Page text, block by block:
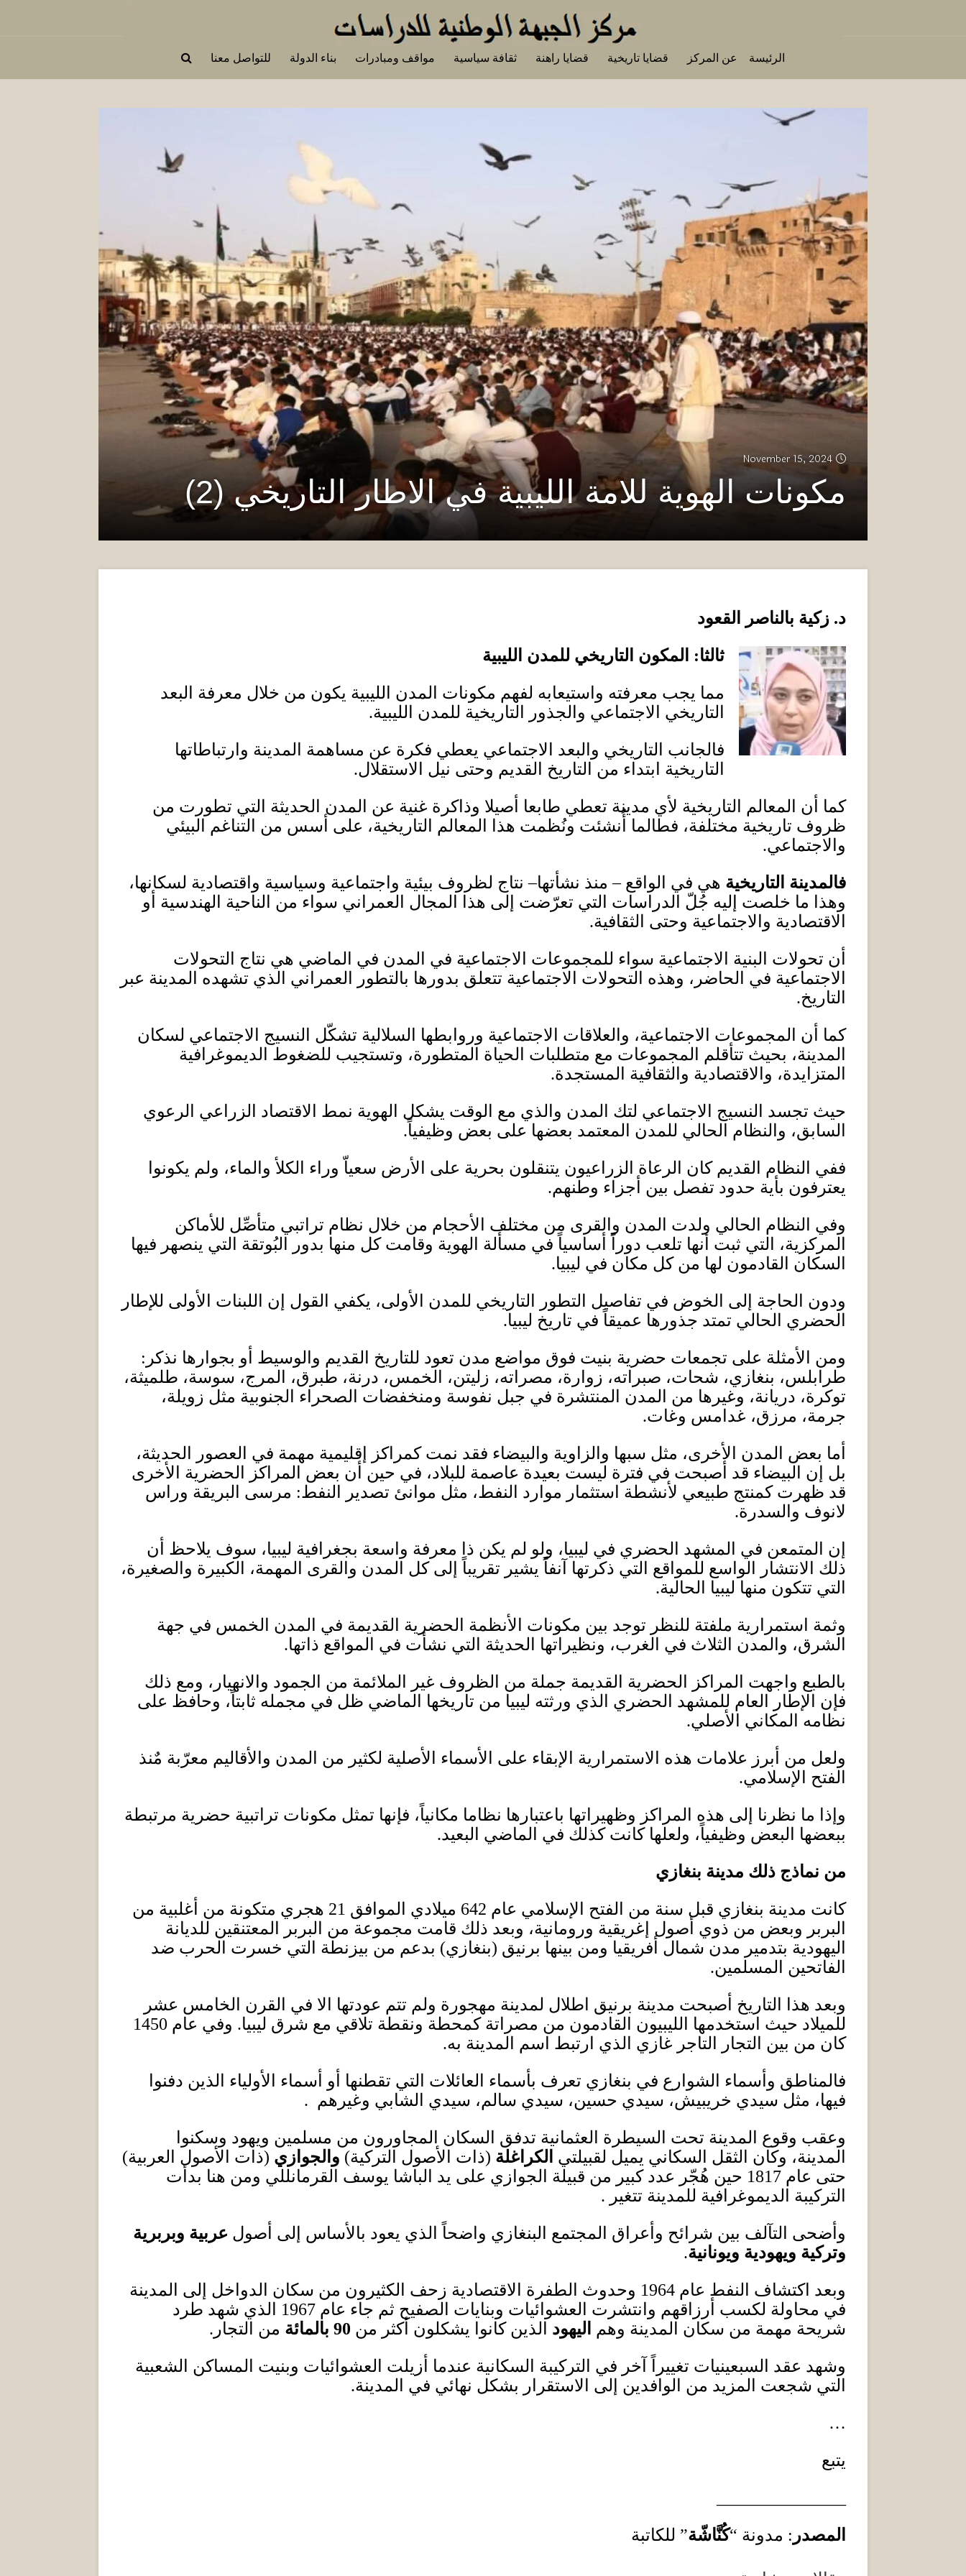
الرئيسة عن المركز قضايا تاريخية قضايا راهنة ثقافة سياسية مواقف ومبادرات بناء الدولة للتواصل معنا
November 15, 2024
مكونات الهوية للامة الليبية في الاطار التاريخي (2)
د. زكية بالناصر القعود
ثالثا: المكون التاريخي للمدن الليبية
مما يجب معرفته واستيعابه لفهم مكونات المدن الليبية يكون من خلال معرفة البعد
التاريخي الاجتماعي والجذور التاريخية للمدن الليبية.
فالجانب التاريخي والبعد الاجتماعي يعطي فكرة عن مساهمة المدينة وارتباطاتها
التاريخية ابتداء من التاريخ القديم وحتى نيل الاستقلال.
كما أن المعالم التاريخية لي مدينة تعطي طابعا أصيلا وذاكرة غنية عن المدن الحديثة التي تطورت من
ظروف تاريخية مختلفة، فطالما أُنشئت ونظمت هذا المعالم التاريخية، على أسس من التناغم البيئي
والاجتماعي.
فالمدينة التاريخية هي في الواقع– منذ نشأتها– نتاج لظروف بيئية واجتماعية وسياسية واقتصادية لسكانها،
وهذا ما خلصت إليه جل الدراسات التي تعرضت إلى هذا المجال العمراني سواء من الناحية الهندسية أو
الاقتصادية والاجتماعية وحتى الثقافية.
أن تحولات البنية الاجتماعية سواء للمجموعات الاجتماعية في المدن في الماضي هي نتاج التحولات
الاجتماعية في الحاضر، وهذه التحولات الاجتماعية تتعلق بدورها بالتطور العمراني الذي تشهده المدينة عبر
التاريخ.
كما أن المجموعات الاجتماعية، والعلاقات الاجتماعية وروابطها السلالية تشكل
النسيج الاجتماعي لسكان
المدينة، بحيث تتأقلم
المجموعات مع متطلبات الحياة المتطورة، وتستجيب للضغوط الديموغرافية
المتزايدة، والاقتصادية والثقافية المستجدة.
حيث تجسد لنسيج الاجتماعي لتك المدن و الذي مع الوقت يشكل الهوية نمط الاقتصاد الزراعي الرعوي
السابق، والنظام الحالي للمدن المعتمد بعضها على بعض وظيفياً.
ففي النظام القديم كان الرعاة الزراعيون يتنقلون بحرية على الأرض سعياّ وراء الكلأ والماء، ولم يكونوا
يعترفون بأية حدود تفصل بين أجزاء وطنهم.
وفي النظام الحالي ولدت المدن والقرى من مختلف الأحجام من خلال نظام تراتبي متأصِّل للأماكن
المركزية، التي ثبت أنها تلعب دوراً أساسياً في مسألة الهوية وقامت كل منها بدور البُوتقة التي ينصهر فيها
السكان القادمون لها من كل مكان في ليبيا.
ودون الحاجة إلى الخوض في تفاصيل التطور التاريخي للمدن الأولى، يكفي القول إن اللبنات الأولى للإطار
الحضري الحالي تمتد جذورها عميقاً في تاريخ ليبيا.
ومن الأمثلة على تجمعات حضرية بنيت فوق مواضع مدن تعود للتاريخ القديم والوسيط أو بجوارها نذكر :
طرابلس، بنغازي، شحات، صبراته، زوارة، مصراته، زليتن، الخمس، درنة، طبرق، المرج، سوسة، طلميثة،
توكرة، دريانة، وغيرها من المدن المنتشرة في جبل نفوسة ومنخفضات الصحراء الجنوبية مثل زويلة،
جرمة، مرزق، غدامس وغات.
أما بعض المدن الأخرى، مثل سبها والزاوية والبيضاء فقد نمت كمراكز إقليمية مهمة في العصور الحديثة،
بل إن البيضاء قد أصبحت في فترة ليست بعيدة عاصمة للبلاد، في حين أن بعض المراكز الحضرية الأخرى
قد ظهرت كمنتج طبيعي لأنشطة استثمار موارد النفط، مثل موانئ تصدير النفط: مرسى البريقة وراس
لانوف والسدرة.
إن المتمعن في المشهد الحضري في ليبيا، ولو لم يكن ذا معرفة واسعة بجغرافية ليبيا، سوف يلاحظ أن
ذلك الانتشار الواسع للمواقع التي ذكرتها آنفاً يشير تقريباً إلى كل المدن والقرى المهمة، الكبيرة والصغيرة،
التي تتكون منها ليبيا الحالية.
وثمة استمرارية ملفتة للنظر توجد بين مكونات الأنظمة الحضرية القديمة في المدن الخمس في جهة
الشرق، والمدن الثلاث في الغرب، ونظيراتها الحديثة التي نشأت في المواقع ذاتها.
بالطبع واجهت المراكز الحضرية القديمة جملة من الظروف غير الملائمة من الجمود والانهيار، ومع ذلك
فإن الإطار العام للمشهد الحضري الذي ورثته ليبيا من تاريخها الماضي ظل في مجمله ثابتاً، وحافظ على
نظامه المكاني الأصلي.
ولعل من أبرز علامات هذه الاستمرارية الإبقاء على الأسماء الأصلية لكثير من المدن والأقاليم معرّبة مٌنذ
الفتح الإسلامي.
وإذا ما نظر نا إلى هذه المراكز وظهيراتها باعتبارها نظاما مكانياً، فإنها تمثل مكونات تراتبية حضرية مرتبطة
ببعضها البعض وظيفياً، ولعلها كانت كذلك في الماضي البعيد.
من نماذج ذلك مدينة بنغازي
كانت مدينة بنغازي قبل سنة من الفتح الإسلامي عام 642 ميلادي الموافق 21 هجري متكونة من أغلبية من
البربر وبعض من ذوي أصول إغريقية ورومانية، وبعد ذلك قامت مجموعة من البربر المعتنقين للديانة
اليهودية بتدمير مدن شمال أفريقيا ومن بينها برنيق (بنغازي) بدعم من بيزنطة التي خسرت الحرب ضد
الفاتحين المسلمين.
وبعد هذا التاريخ أصبحت مدينة برنيق اطلال لمدينة مهجورة ولم تتم عودتها الا في القرن الخامس عشر
للميلاد حيث استخدمها الليبيون القادمون من مصراتة كمحطة ونقطة تلاقي مع شرق ليبيا. وفي عام 1450
كان من بين التجار التاجر غازي
الذي ارتبط اسم المدينة به.
فالمناطق وأسماء الشوارع في بنغازي تعرف بأسماء العائلات التي تقطنها أو أسماء الأولياء الذين دفنوا
فيها، مثل سيدي خريبيش، سيدي حسين، سيدي سالم، سيدي الشابي وغيرهم .
وعقب وقوع المدينة تحت السيطرة العثمانية تدفق السكان المجاورون من مسلمين ويهود وسكنوا
المدينة، وكان الثقل السكاني يميل لقبيلتي الكراغلة (ذات الأصول التركية) والجوازي (ذات الأصول العربية)
حتى عام 1817 حين هجر عدد كبير من قبيلة الجوازي على يد الباشا يوسف القرمانللي ومن هنا بدأت
التركيبة الديموغرافية للمدينة تتغير .
وأضحى التآلف بين شرائح وأعراق المجتمع البنغازي واضحاً الذي يعود بالأساس إلى أصول عربية وبربرية
وتركية ويهودية ويونانية.
وبعد اكتشاف النفط عام 1964 وحدوث الطفرة الاقتصادية زحف الكثيرون من سكان الدواخل إلى المدينة
في محاولة لكسب أرزاقهم وانتشرت العشوائيات وبنايات الصفيح ثم جاء عام 1967
الذي شهد طرد
شريحة مهمة من سكان المدينة وهم
اليهود الذين كانوا يشكلون أكثر من 90 بالمائة من التجار .
وشهد عقد السبعينيات تغييراً آخر في التركيبة السكانية عندما أزيلت العشوائيات وبنيت المساكن الشعبية
التي شجعت المزيد من الوافدين إلى الاستقرار بشكل نهائي في المدينة.
…
يتبع
المصدر : مدونة “كُنَّاشّة” للكاتبة